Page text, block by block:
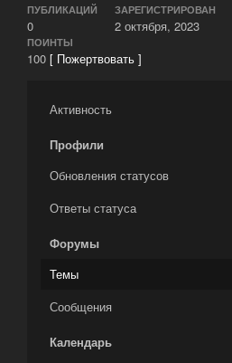
ПУБЛИКАЦИЙ
0
ЗАРЕГИСТРИРОВАН
2 октября, 2023
ПОИНТЫ
100 [ Пожертвовать ]
Активность
Профили
Обновления статусов
Ответы статуса
Форумы
Темы
Сообщения
Календарь